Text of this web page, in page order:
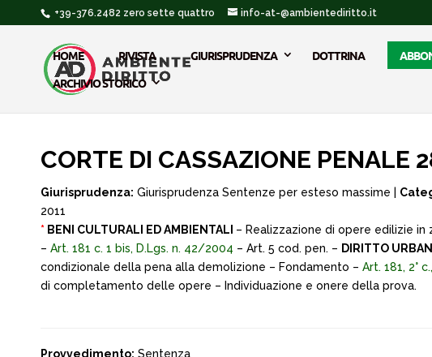
+39-376.2482 zero sette quattro info-at-@ambientediritto.it
HOME RIVISTA GIURISPRUDENZA DOTTRINA
ARCHIVIO STORICO
CORTE DI CASSAZIONE PENALE
Giurisprudenza: Giurisprudenza Sentenze per esteso massime |
2011
* BENI CULTURALI ED AMBIENTALI – Realizzazione di opere edilizie
– Art. 181 c. 1 bis, D.Lgs. n. 42/2004 – Art. 5 cod. pen. – DIRITTO
condizionale della pena alla demolizione – Fondamento – Art. 181, 2°
di completamento delle opere – Individuazione e onere della prova.
Provvedimento: Sentenza